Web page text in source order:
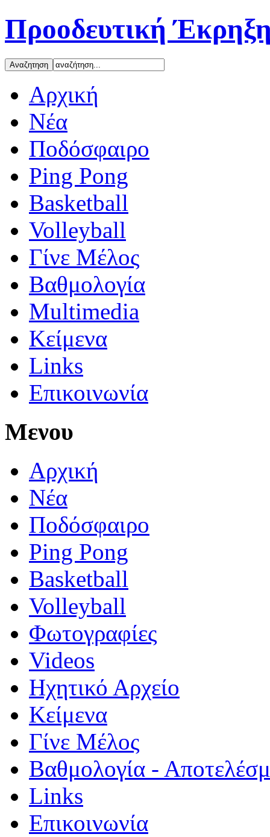
Προοδευτική
Αρχική
Νέα
Ποδόσφαιρο
Ping Pong
Basketball
Volleyball
Γίνε Μέλος
Βαθμολογία
Multimedia
Κείμενα
Links
Επικοινωνία
Μενου
Αρχική
Νέα
Ποδόσφαιρο
Ping Pong
Basketball
Volleyball
Φωτογραφίες
Videos
Ηχητικό Αρχείο
Κείμενα
Γίνε Μέλος
Βαθμολογία -
Links
Επικοινωνία